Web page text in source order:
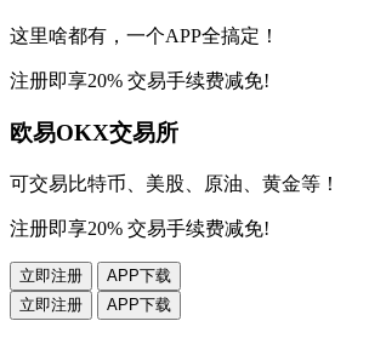
这里啥都有，一个APP全搞定！
注册即享20% 交易手续费减免!
欧易OKX交易所
可交易比特币、美股、原油、黄金等！
注册即享20% 交易手续费减免!
立即注册
APP下载
立即注册
APP下载